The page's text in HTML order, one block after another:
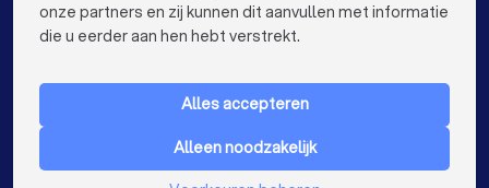
Beveiligingsbedrijven in Aalst
Beveiligingsbedrijven in Hasselt
Beveiligingsbedrijven in Sint-Niklaas
VOOR PARTICULIEREN keyboard_arrow_down
Nederland
onze partners en zij kunnen dit aanvullen met informatie
die u eerder aan hen hebt verstrekt.
Alles accepteren
Alleen noodzakelijk